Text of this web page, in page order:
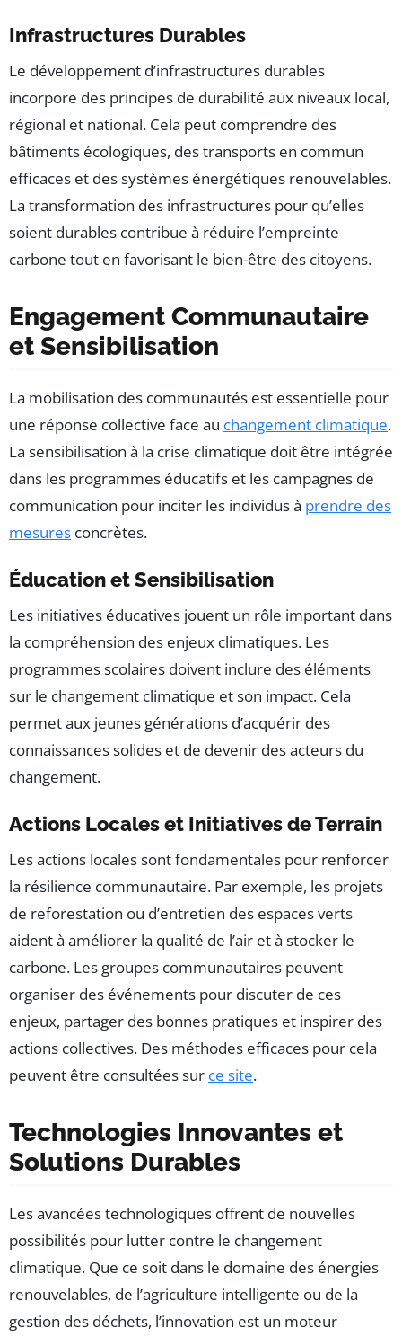
Infrastructures Durables
Le développement d’infrastructures durables
incorpore des principes de durabilité aux niveaux local,
régional et national. Cela peut comprendre des
bâtiments écologiques, des transports en commun
efficaces et des systèmes énergétiques renouvelables.
La transformation des infrastructures pour qu’elles
soient durables contribue à réduire l’empreinte
carbone tout en favorisant le bien-être des citoyens.
Engagement Communautaire
et Sensibilisation
La mobilisation des communautés est essentielle pour
une réponse collective face au changement climatique.
La sensibilisation à la crise climatique doit être intégrée
dans les programmes éducatifs et les campagnes de
communication pour inciter les individus à prendre des
mesures concrètes.
Éducation et Sensibilisation
Les initiatives éducatives jouent un rôle important dans
la compréhension des enjeux climatiques. Les
programmes scolaires doivent inclure des éléments
sur le changement climatique et son impact. Cela
permet aux jeunes générations d’acquérir des
connaissances solides et de devenir des acteurs du
changement.
Actions Locales et Initiatives de Terrain
Les actions locales sont fondamentales pour renforcer
la résilience communautaire. Par exemple, les projets
de reforestation ou d’entretien des espaces verts
aident à améliorer la qualité de l’air et à stocker le
carbone. Les groupes communautaires peuvent
organiser des événements pour discuter de ces
enjeux, partager des bonnes pratiques et inspirer des
actions collectives. Des méthodes efficaces pour cela
peuvent être consultées sur ce site.
Technologies Innovantes et
Solutions Durables
Les avancées technologiques offrent de nouvelles
possibilités pour lutter contre le changement
climatique. Que ce soit dans le domaine des énergies
renouvelables, de l’agriculture intelligente ou de la
gestion des déchets, l’innovation est un moteur